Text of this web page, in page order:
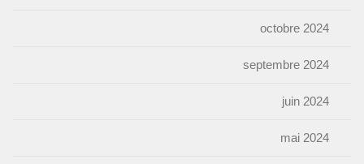
octobre 2024
septembre 2024
juin 2024
mai 2024